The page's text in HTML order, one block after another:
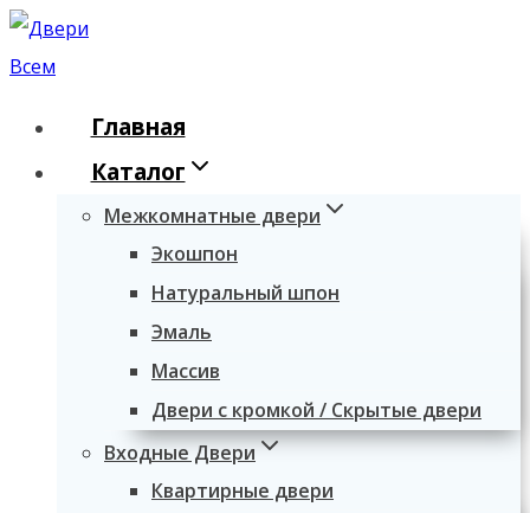
Перейти
к
Главная
Каталог
Межкомнатные двери
Экошпон
Натуральный шпон
Эмаль
Массив
Двери с кромкой / Скрытые двери
Входные Двери
Квартирные двери